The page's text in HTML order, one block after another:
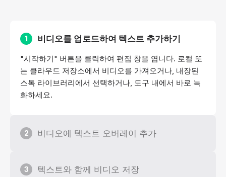
1 비디오를 업로드하여 텍스트 추가하기
"시작하기" 버튼을 클릭하여 편집 창을 엽니다. 로컬 또
는 클라우드 저장소에서 비디오를 가져오거나, 내장된
스톡 라이브러리에서 선택하거나, 도구 내에서 바로 녹
화하세요.
2 비디오에 텍스트 오버레이 추가
3 텍스트와 함께 비디오 저장